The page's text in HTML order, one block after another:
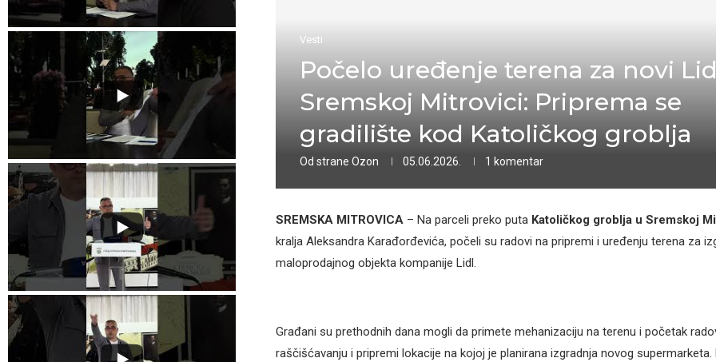
Vesti
Počelo uređenje terena za novi
Sremskoj Mitrovici: Priprema se
gradilište kod Katoličkog groblja
Od strane Ozon 05.06.2026. 1 komentar
SREMSKA MITROVICA– Na parceli preko puta Katoličkog groblja u Sremskoj
kralja Aleksandra Karađorđevića, počeli su radovi na pripremi i uređenju terena za
maloprodajnog objekta kompanije Lidl.
Građani su prethodnih dana mogli da primete mehanizaciju na terenu i početak
raščišćavanju i pripremi lokacije na kojoj je planirana izgradnja novog supermarketa.